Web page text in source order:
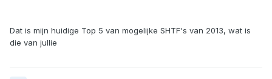
Dat is mijn huidige Top 5 van mogelijke SHTF's van 2013, wat is
die van jullie